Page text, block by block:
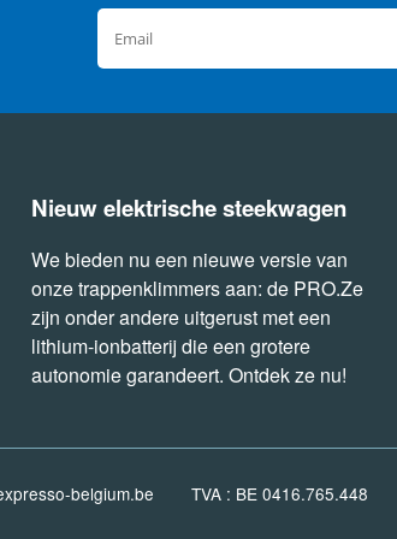
Nieuw elektrische steekwagen
We bieden nu een nieuwe versie van
onze trappenklimmers aan: de PRO.Ze
zijn onder andere uitgerust met een
lithium-ionbatterij die een grotere
autonomie garandeert. Ontdek ze nu!
belgium.be
TVA : BE 0416.765.448